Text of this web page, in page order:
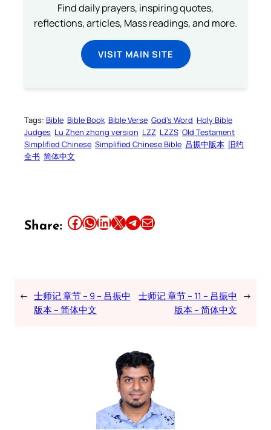
Find daily prayers, inspiring quotes,
reflections, articles, Mass readings, and more.
VISIT MAIN SITE
Tags: Bible Bible Book Bible Verse God’s Word Holy Bible
Judges Lu Zhen zhong version LZZ LZZS Old Testament
Simplified Chinese Simplified Chinese Bible 吕振中版本 旧约
全书 简体中文
Share: Share this article on Facebook Share this article on WhatsApp Share this article on LinkedIn Share this article on X Share this article on TelegramEmail this Article
← 士师记 章节 – 9 – 吕振中
版本 – 简体中文
士师记 章节 – 11 – 吕振中
版本 – 简体中文
→